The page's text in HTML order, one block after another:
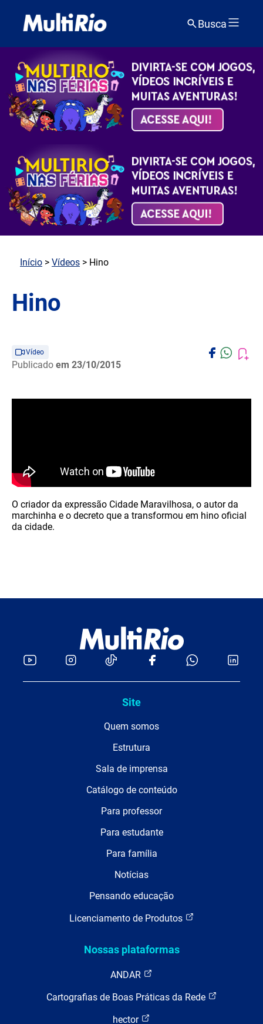
Busca
Início > Vídeos > Hino
Hino
Vídeo
Publicado em 23/10/2015
O criador da expressão Cidade Maravilhosa, o autor da
marchinha e o decreto que a transformou em hino oficial
da cidade.
Site
Quem somos
Estrutura
Sala de imprensa
Catálogo de conteúdo
Para professor
Para estudante
Para família
Notícias
Pensando educação
Licenciamento de Produtos
Nossas plataformas
ANDAR
Cartografias de Boas Práticas da Rede
hector